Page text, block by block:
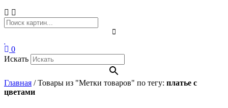
0
Искать
Главная /Товары из "Метки товаров" по тегу: платье с
цветами